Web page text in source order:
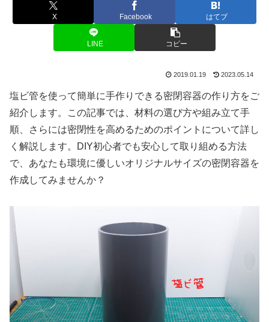
X Facebook はてブ
LINE コピー
2019.01.19 2023.05.14
塩ビ管を使って簡単に手作りできる密閉容器の作り方をご
紹介します。この記事では、材料の選び方や組み立て手
順、さらには密閉性を高めるためのポイントについて詳し
く解説します。DIY初心者でも安心して取り組める方法
で、あなたも環境に優しいオリジナルサイズの密閉容器を
作成してみませんか？